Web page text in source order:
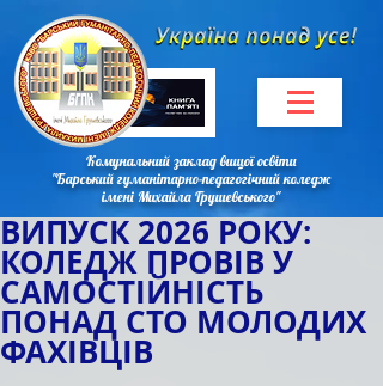
Комунальний заклад вищої освіти
"Барський гуманітарно-педагогічний коледж
імені Михайла Грушевського"
ВИПУСК 2026 РОКУ:
КОЛЕДЖ ПРОВІВ У
САМОСТІЙНІСТЬ
ПОНАД СТО МОЛОДИХ
ФАХІВЦІВ